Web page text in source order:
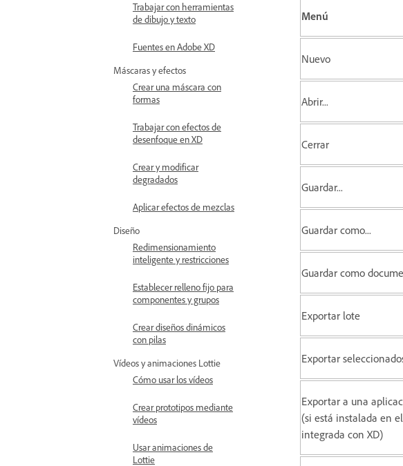
Trabajar con herramientas
de dibujo y texto
Fuentes en Adobe XD
Máscaras y efectos
Crear una máscara con
formas
Trabajar con efectos de
desenfoque en XD
Crear y modificar
degradados
Aplicar efectos de mezclas
Diseño
Redimensionamiento
inteligente y restricciones
Establecer relleno fijo para
componentes y grupos
Crear diseños dinámicos
con pilas
Vídeos y animaciones Lottie
Cómo usar los vídeos
Crear prototipos mediante
vídeos
Usar animaciones de
Lottie
Menú
Nuevo
Abrir...
Cerrar
Guardar...
Guardar como...
Guardar como
Exportar lote
Exportar
Exportar a una
(si está instalada en
integrada con XD)